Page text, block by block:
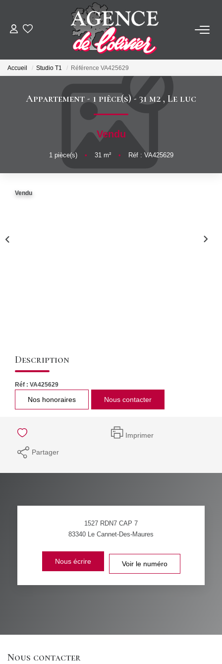
ACHETER
LOUER
ESTIMER
FAIRE GÉRER
SYNDIC
Accueil Studio T1 Référence VA425629
Appartement - 1 pièce(s) - 31 m2, Le luc
Vendu
1 pièce(s) • 31 m² • Réf : VA425629
Vendu
Description
Réf : VA425629
Nos honoraires Nous contacter
Imprimer
Partager
1527 RDN7 CAP 7
83340 Le Cannet-Des-Maures
Nous écrire Voir le numéro
Nous contacter